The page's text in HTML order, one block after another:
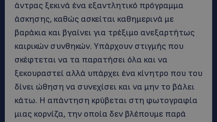
άντρας ξεκινά ένα εξαντλητικό πρόγραμμα
άσκησης, καθώς ασκείται καθημερινά με
βαράκια και βγαίνει για τρέξιμο ανεξαρτήτως
καιρικών συνθηκών. Υπάρχουν στιγμής που
σκέφτεται να τα παρατήσει όλα και να
ξεκουραστεί αλλά υπάρχει ένα κίνητρο που του
δίνει ώθηση να συνεχίσει και να μην το βάλει
κάτω. Η απάντηση κρύβεται στη φωτογραφία
μιας κορνίζα, την οποία δεν βλέπουμε παρά